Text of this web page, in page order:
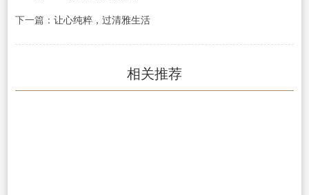
下一篇： 让心纯粹，过清雅生活
相关推荐